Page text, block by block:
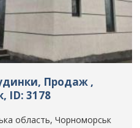
Продаж ,
ID: 3178
область, Чорноморськ